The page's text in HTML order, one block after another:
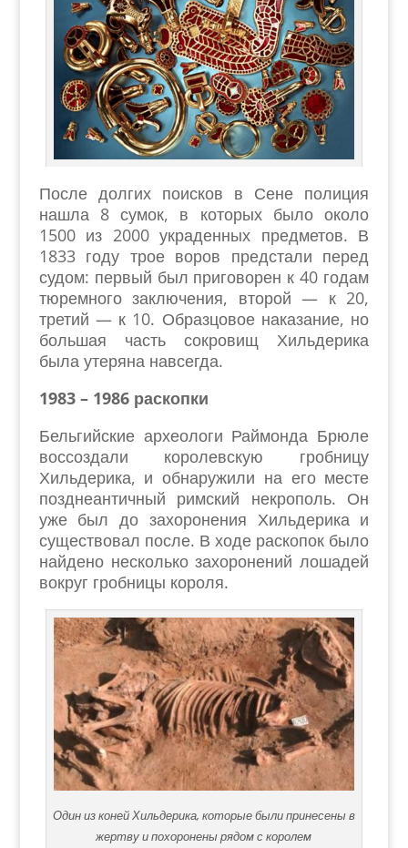
После долгих поисков в Сене полиция
нашла 8 сумок, в которых было около
1500 из 2000 украденных предметов. В
1833 году трое воров предстали перед
судом: первый был приговорен к 40 годам
тюремного заключения, второй — к 20,
третий — к 10. Образцовое наказание, но
большая часть сокровищ Хильдерика
была утеряна навсегда.
1983 – 1986 раскопки
Бельгийские археологи Раймонда Брюле
воссоздали королевскую гробницу
Хильдерика, и обнаружили на его месте
позднеантичный римский некрополь. Он
уже был до захоронения Хильдерика и
существовал после. В ходе раскопок было
найдено несколько захоронений лошадей
вокруг гробницы короля.
Один из коней Хильдерика, которые были принесены в
жертву и похоронены рядом с королем